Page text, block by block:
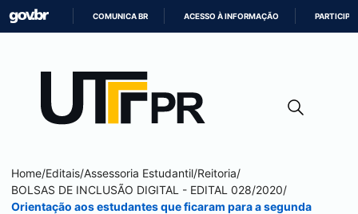
CONTEÚDO
COMUNICA BR ACESSO À INFORMAÇÃO PARTICIPE
Home/Editais/Assessoria Estudantil/Reitoria/
BOLSAS DE INCLUSÃO DIGITAL - EDITAL 028/2020/
Orientação aos estudantes que ficaram para a segunda